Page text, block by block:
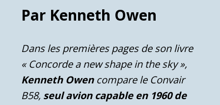
Par Kenneth Owen
Dans les premières pages de son livre
« Concorde a new shape in the sky »,
Kenneth Owencompare le Convair
B58, seul avion capable en 1960 de